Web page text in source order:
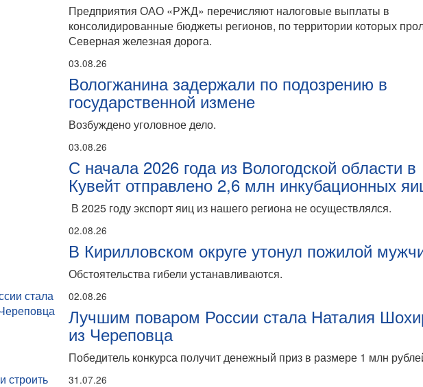
Предприятия ОАО «РЖД» перечисляют налоговые выплаты в
консолидированные бюджеты регионов, по территории которых
Северная железная дорога.
03.08.26
Вологжанина задержали по подозрению в
государственной измене
Возбуждено уголовное дело.
03.08.26
С начала 2026 года из Вологодской области в
Кувейт отправлено 2,6 млн инкубационных
В 2025 году экспорт яиц из нашего региона не осуществлялся.
02.08.26
В Кирилловском округе утонул пожилой
Обстоятельства гибели устанавливаются.
02.08.26
Лучшим поваром России стала Наталия
из Череповца
Победитель конкурса получит денежный приз в размере 1 млн
31.07.26